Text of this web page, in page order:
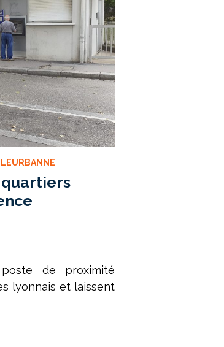
quartiers
de proximité
lyonnais et laissent